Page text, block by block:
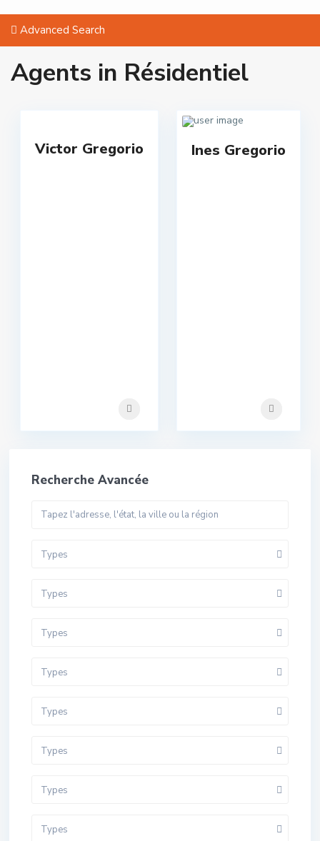
Advanced Search
Agents in Résidentiel
Victor Gregorio Ines Gregorio
Recherche Avancée
Types
Types
Types
Types
Types
Types
Types
Types